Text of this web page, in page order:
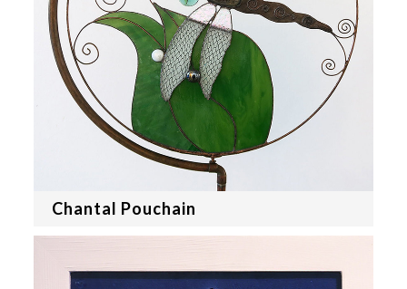
Chantal Pouchain